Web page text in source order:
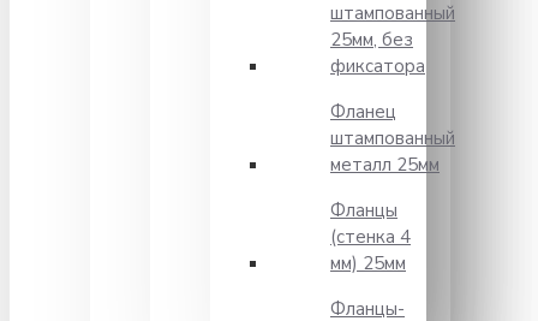
штампованный
25мм, без
фиксатора
Фланец
штампованный
металл 25мм
Фланцы
(стенка 4
мм) 25мм
Фланцы-